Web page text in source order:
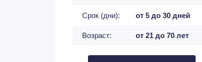
Срок (дни): от 5 до 30 дней
Возраст: от 21 до 70 лет